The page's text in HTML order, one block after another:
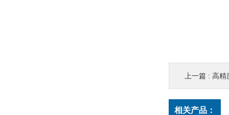
上一篇 : 高精
相关产品：